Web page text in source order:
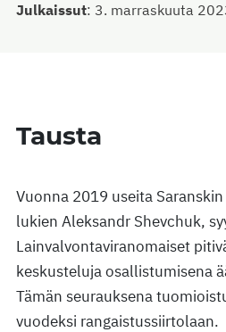
Julkaissut: 3. marraskuuta
Tausta
Vuonna 2019 useita
lukien Aleksandr Shevchuk,
Lainvalvontaviranomaiset
keskusteluja osallistumisena
Tämän seurauksena
vuodeksi rangaistussiirtolaan.